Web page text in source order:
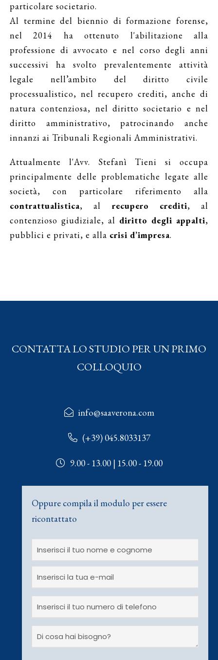
particolare societario.
Al termine del biennio di formazione forense,
nel 2014 ha ottenuto l'abilitazione alla
professione di avvocato e nel corso degli anni
successivi ha svolto prevalentemente attività
legale nell’ambito del diritto civile
processualistico, nel recupero crediti, anche di
natura contenziosa, nel diritto societario e nel
diritto amministrativo, patrocinando anche
innanzi ai Tribunali Regionali Amministrativi.
Attualmente l'Avv. Stefanì Tieni si occupa
principalmente delle problematiche legate alle
società, con particolare riferimento alla
contrattualistica, al recupero crediti, al
contenzioso giudiziale, al diritto degli appalti,
pubblici e privati, e alla crisi d’impresa.
CONTATTA LO STUDIO PER UN PRIMO
COLLOQUIO
info@saaverona.com
(+39) 045.8033137
9.00 - 13.00 | 15.00 - 19.00
Oppure compila il modulo per essere
ricontattato